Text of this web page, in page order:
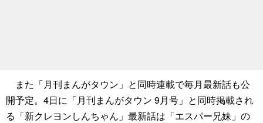
また「月刊まんがタウン」と同時連載で毎月最新話も公
開予定。4日に「月刊まんがタウン 9月号」と同時掲載され
る「新クレヨンしんちゃん」最新話は「エスパー兄妹」の